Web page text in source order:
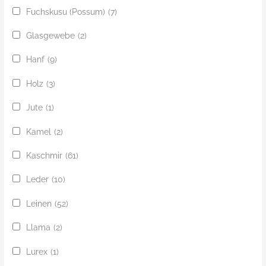
Fuchskusu (Possum) (7)
Glasgewebe (2)
Hanf (9)
Holz (3)
Jute (1)
Kamel (2)
Kaschmir (61)
Leder (10)
Leinen (52)
Llama (2)
Lurex (1)